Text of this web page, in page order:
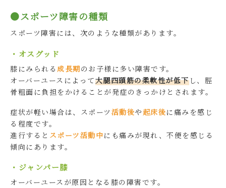
●スポーツ障害の種類
スポーツ障害には、次のような種類があります。
・オスグッド
膝にみられる 成長期のお子様に多い障害です。
オーバーユースによって大腿四頭筋の柔軟性が低下し、脛
骨粗面に負担をかけることが発症のきっかけとされます。
症状が軽い場合は、スポーツ 活動後や起床後に痛みを感じ
る程度です。
進行すると スポーツ活動中にも痛みが現れ、不便を感じる
傾向にあります。
・ジャンパー膝
オーバーユースが原因となる膝の障害です。